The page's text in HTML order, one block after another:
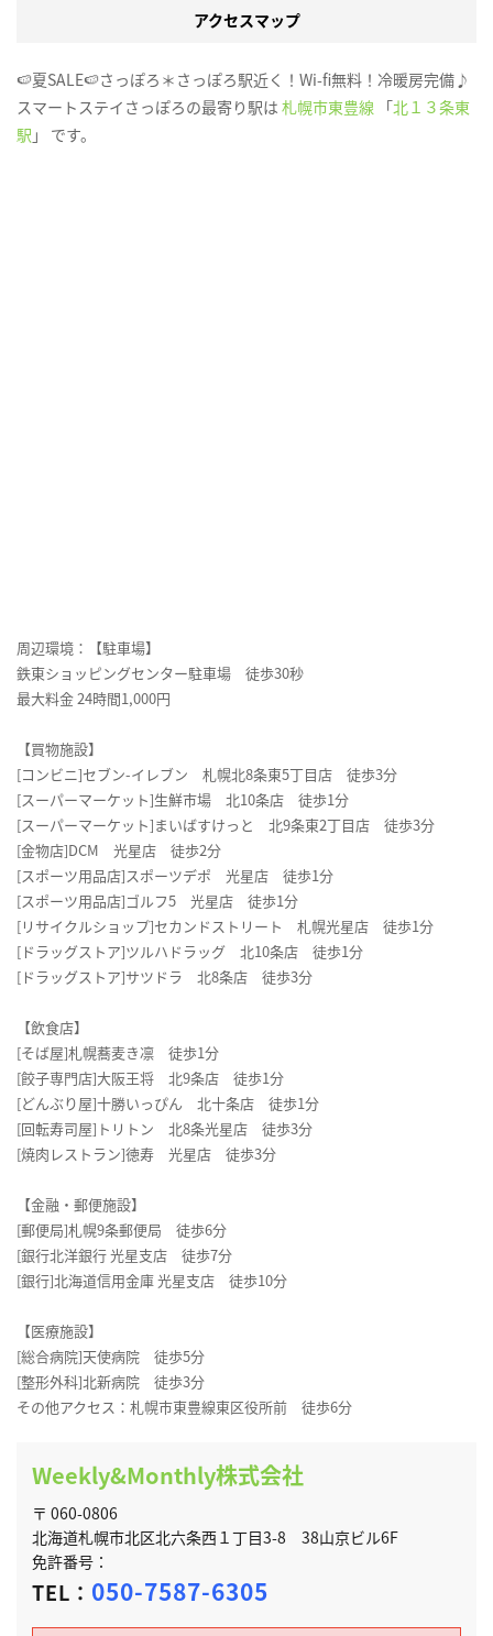
アクセスマップ
🍉夏SALE🍉さっぽろ＊さっぽろ駅近く！Wi-fi無料！冷暖房完備♪
スマートステイさっぽろの最寄り駅は 札幌市東豊線 「北１３条東
駅 」 です。
周辺環境：【駐車場】
鉄東ショッピングセンター駐車場 徒歩30秒
最大料金 24時間1,000円
【買物施設】
[コンビニ]セブン-イレブン 札幌北8条東5丁目店 徒歩3分
[スーパーマーケット]生鮮市場 北10条店 徒歩1分
[スーパーマーケット]まいばすけっと 北9条東2丁目店 徒歩3分
[金物店]DCM 光星店 徒歩2分
[スポーツ用品店]スポーツデポ 光星店 徒歩1分
[スポーツ用品店]ゴルフ5 光星店 徒歩1分
[リサイクルショップ]セカンドストリート 札幌光星店 徒歩1分
[ドラッグストア]ツルハドラッグ 北10条店 徒歩1分
[ドラッグストア]サツドラ 北8条店 徒歩3分
【飲食店】
[そば屋]札幌蕎麦き凛 徒歩1分
[餃子専門店]大阪王将 北9条店 徒歩1分
[どんぶり屋]十勝いっぴん 北十条店 徒歩1分
[回転寿司屋]トリトン 北8条光星店 徒歩3分
[焼肉レストラン]徳寿 光星店 徒歩3分
【金融・郵便施設】
[郵便局]札幌9条郵便局 徒歩6分
[銀行北洋銀行 光星支店 徒歩7分
[銀行]北海道信用金庫 光星支店 徒歩10分
【医療施設】
[総合病院]天使病院 徒歩5分
[整形外科]北新病院 徒歩3分
その他アクセス：札幌市東豊線東区役所前 徒歩6分
Weekly&Monthly株式会社
〒 060-0806
北海道札幌市北区北六条西１丁目3-8 38山京ビル6F
免許番号：
TEL： 050-7587-6305